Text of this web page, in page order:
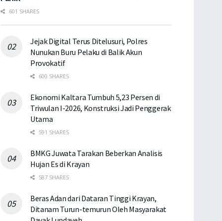
601 SHARES
Jejak Digital Terus Ditelusuri, Polres
Nunukan Buru Pelaku di Balik Akun
Provokatif
600 SHARES
Ekonomi Kaltara Tumbuh 5,23 Persen di
Triwulan I-2026, Konstruksi Jadi Penggerak
Utama
591 SHARES
BMKG Juwata Tarakan Beberkan Analisis
Hujan Es di Krayan
587 SHARES
Beras Adan dari Dataran Tinggi Krayan,
Ditanam Turun-temurun Oleh Masyarakat